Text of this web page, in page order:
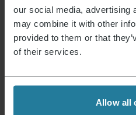
our social media, advertising
may combine it with other
provided to them or that
of their services.
Allow all
Four Micro-ondes 20 L
159,90€